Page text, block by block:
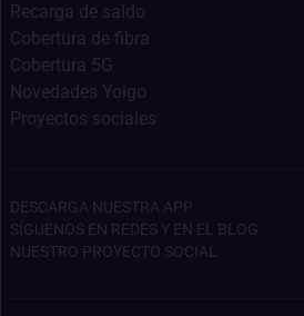
Recarga de saldo
Cobertura de fibra
Cobertura 5G
Novedades Yoigo
Proyectos sociales
DESCARGA NUESTRA APP
SÍGUENOS EN REDES Y EN EL BLOG
NUESTRO PROYECTO SOCIAL